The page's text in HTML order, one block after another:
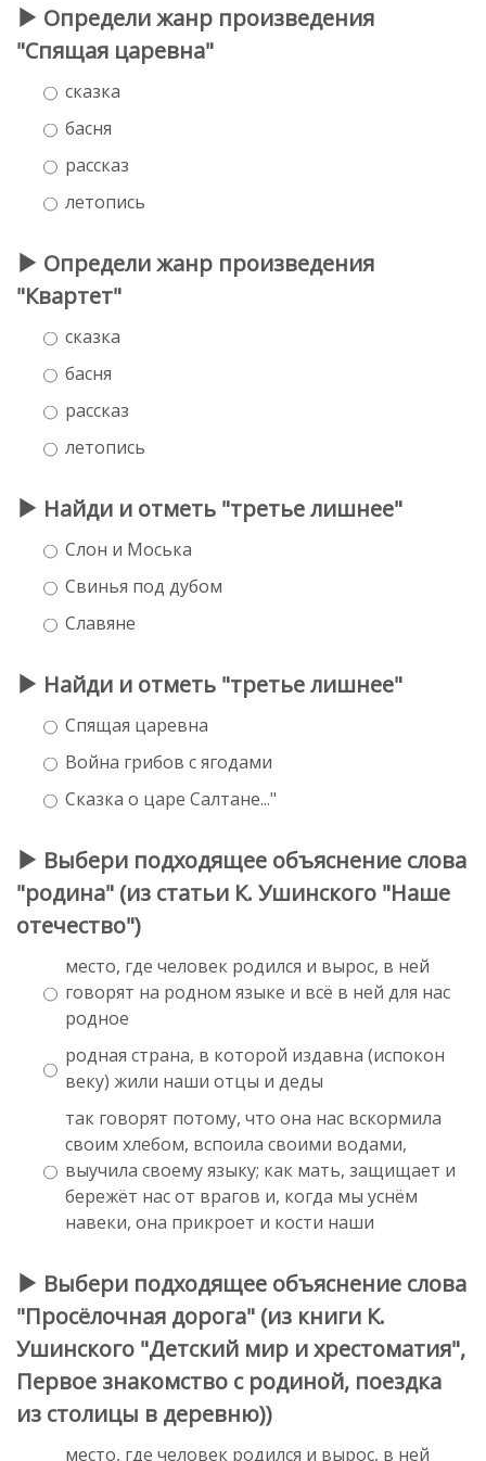
Определи жанр произведения
"Спящая царевна"
сказка
басня
рассказ
летопись
Определи жанр произведения
"Квартет"
сказка
басня
рассказ
летопись
Найди и отметь "третье лишнее"
Слон и Моська
Свинья под дубом
Славяне
Найди и отметь "третье лишнее"
Спящая царевна
Война грибов с ягодами
Сказка о царе Салтане..."
Выбери подходящее объяснение слова
"родина" (из статьи К. Ушинского "Наше
отечество")
место, где человек родился и вырос, в ней
говорят на родном языке и всё в ней для нас
родное
родная страна, в которой издавна (испокон
веку) жили наши отцы и деды
так говорят потому, что она нас вскормила
своим хлебом, вспоила своими водами,
выучила своему языку; как мать, защищает и
бережёт нас от врагов и, когда мы уснём
навеки, она прикроет и кости наши
Выбери подходящее объяснение слова
"Просёлочная дорога" (из книги К.
Ушинского "Детский мир и хрестоматия",
Первое знакомство с родиной, поездка
из столицы в деревню))
место, где человек родился и вырос, в ней